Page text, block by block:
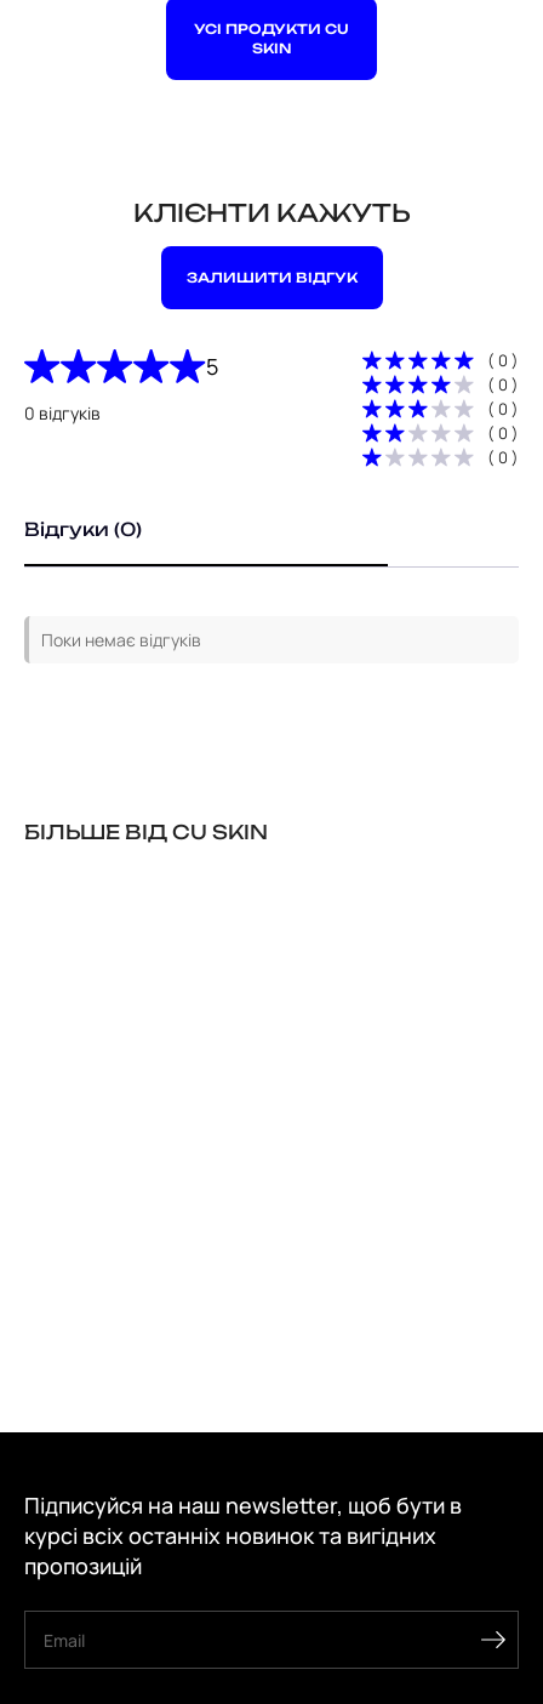
УСІ ПРОДУКТИ CU
SKIN
КЛІЄНТИ КАЖУТЬ
ЗАЛИШИТИ ВІДГУК
5
0 відгуків
( 0 )
( 0 )
( 0 )
( 0 )
( 0 )
Відгуки (0)
Поки немає відгуків
БІЛЬШЕ ВІД CU SKIN
Підписуйся на наш newsletter, щоб бути в
курсі всіх останніх новинок та вигідних
пропозицій